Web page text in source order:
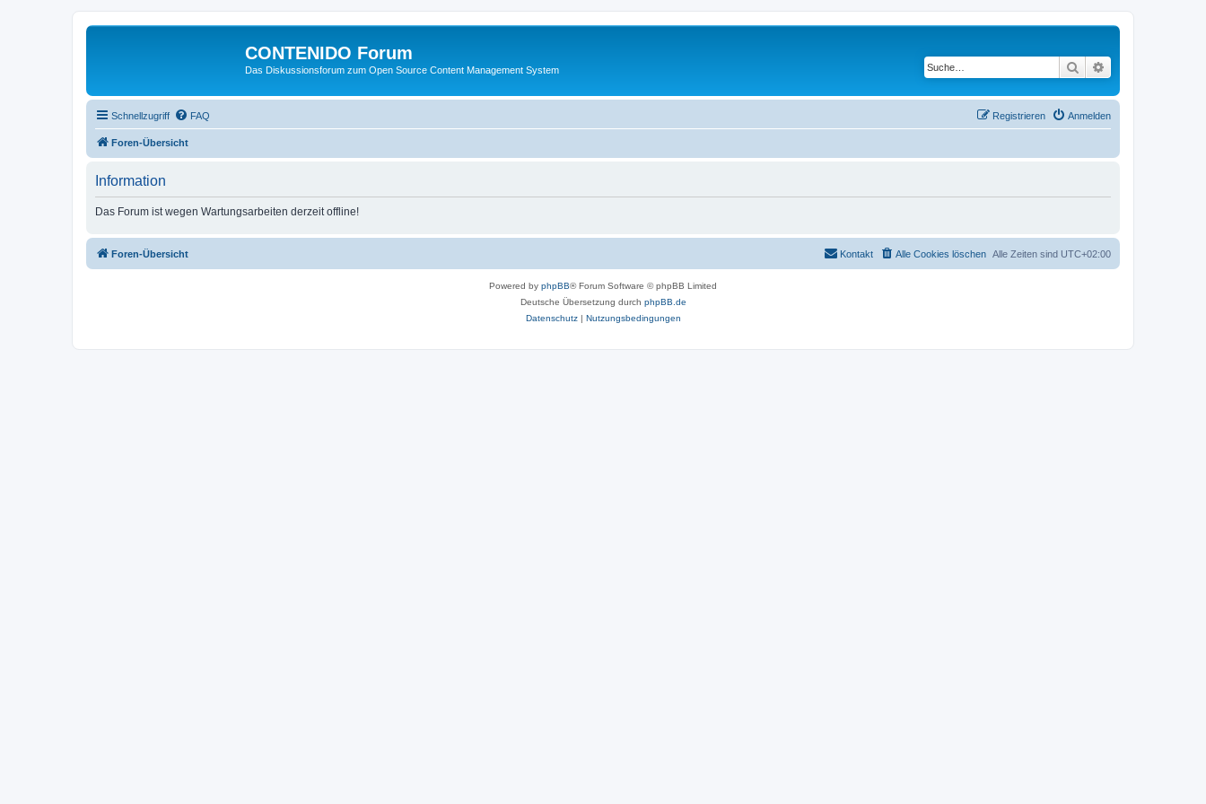
CONTENIDO Forum
Das Diskussionsforum zum Open Source Content Management System Suche
Schnellzugriff FAQ Anmelden
Registrieren
Foren-Übersicht
Information
Das Forum ist wegen Wartungsarbeiten derzeit offline!
Foren-Übersicht Alle Zeiten sind UTC+02:00
Alle Cookies löschen
Kontakt
Powered by phpBB® Forum Software © phpBB Limited
Deutsche Übersetzung durch phpBB.de
Datenschutz| Nutzungsbedingungen